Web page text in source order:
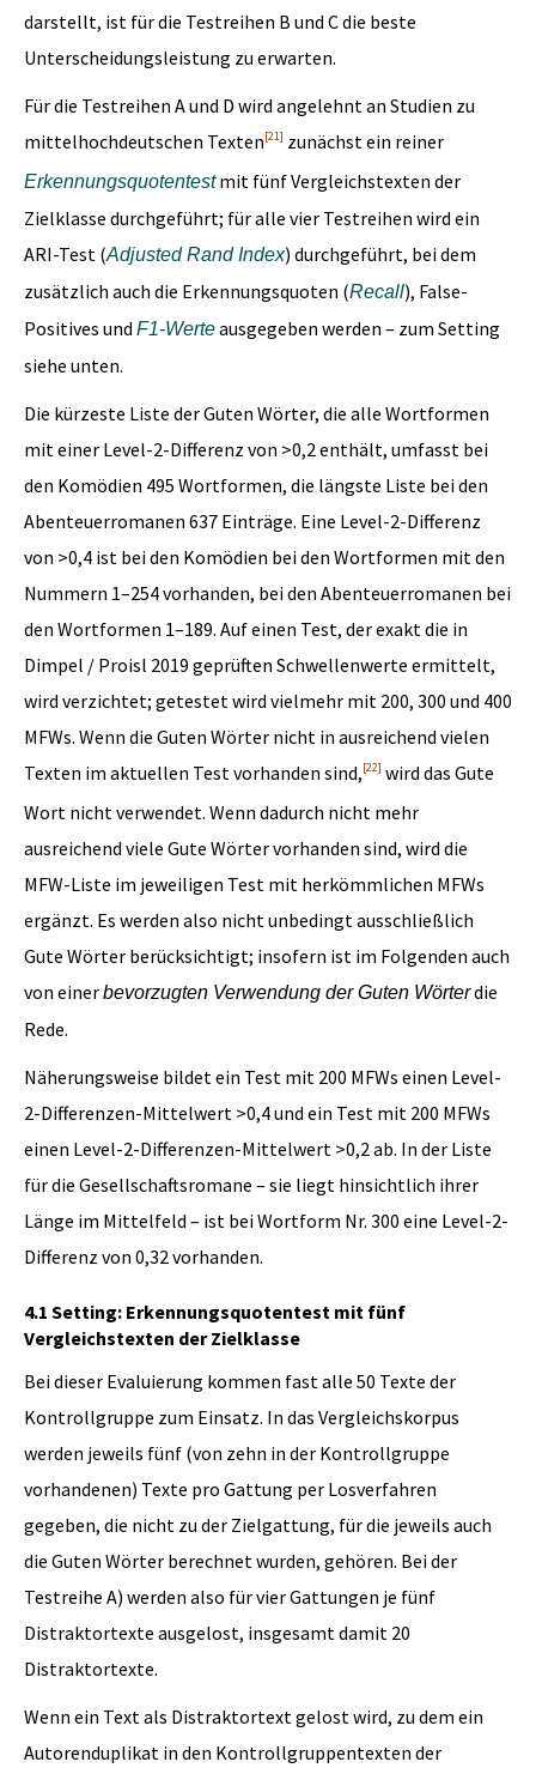
darstellt, ist für die Testreihen B und C die beste
Unterscheidungsleistung zu erwarten.
Für die Testreihen A und D wird angelehnt an Studien zu
mittelhochdeutschen Texten[21] zunächst ein reiner
Erkennungsquotentestmit fünf Vergleichstexten der
Zielklasse durchgeführt; für alle vier Testreihen wird ein
ARI-Test (Adjusted Rand Index) durchgeführt, bei dem
zusätzlich auch die Erkennungsquoten (Recall), False-
Positives und F1-Werteausgegeben werden – zum Setting
siehe unten.
Die kürzeste Liste der Guten Wörter, die alle Wortformen
mit einer Level-2-Differenz von >0,2 enthält, umfasst bei
den Komödien 495 Wortformen, die längste Liste bei den
Abenteuerromanen 637 Einträge. Eine Level-2-Differenz
von >0,4 ist bei den Komödien bei den Wortformen mit den
Nummern 1–254 vorhanden, bei den Abenteuerromanen bei
den Wortformen 1–189. Auf einen Test, der exakt die in
Dimpel / Proisl 2019 geprüften Schwellenwerte ermittelt,
wird verzichtet; getestet wird vielmehr mit 200, 300 und 400
MFWs. Wenn die Guten Wörter nicht in ausreichend vielen
Texten im aktuellen Test vorhanden sind,[22] wird das Gute
Wort nicht verwendet. Wenn dadurch nicht mehr
ausreichend viele Gute Wörter vorhanden sind, wird die
MFW-Liste im jeweiligen Test mit herkömmlichen MFWs
ergänzt. Es werden also nicht unbedingt ausschließlich
Gute Wörter berücksichtigt; insofern ist im Folgenden auch
von einerbevorzugten Verwendung der Guten Wörterdie
Rede.
Näherungsweise bildet ein Test mit 200 MFWs einen Level-
2-Differenzen-Mittelwert >0,4 und ein Test mit 200 MFWs
einen Level-2-Differenzen-Mittelwert >0,2 ab. In der Liste
für die Gesellschaftsromane – sie liegt hinsichtlich ihrer
Länge im Mittelfeld – ist bei Wortform Nr. 300 eine Level-2-
Differenz von 0,32 vorhanden.
4.1 Setting: Erkennungsquotentest mit fünf
Vergleichstexten der Zielklasse
Bei dieser Evaluierung kommen fast alle 50 Texte der
Kontrollgruppe zum Einsatz. In das Vergleichskorpus
werden jeweils fünf (von zehn in der Kontrollgruppe
vorhandenen) Texte pro Gattung per Losverfahren
gegeben, die nicht zu der Zielgattung, für die jeweils auch
die Guten Wörter berechnet wurden, gehören. Bei der
Testreihe A) werden also für vier Gattungen je fünf
Distraktortexte ausgelost, insgesamt damit 20
Distraktortexte.
Wenn ein Text als Distraktortext gelost wird, zu dem ein
Autorenduplikat in den Kontrollgruppentexten der